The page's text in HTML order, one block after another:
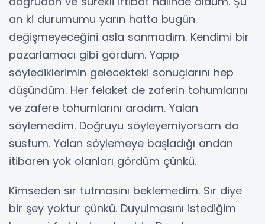
an ki durumumu yarın hatta bugün
değişmeyeceğini asla sanmadım. Kendimi bir
pazarlamacı gibi gördüm. Yapıp
söylediklerimin gelecekteki sonuçlarını hep
düşündüm. Her felaket de zaferin tohumlarını
ve zafere tohumlarını aradım. Yalan
söylemedim. Doğruyu söyleyemiyorsam da
sustum. Yalan söylemeye başladığı andan
itibaren yok olanları gördüm çünkü.
Kimseden sır tutmasını beklemedim. Sır diye
bir şey yoktur çünkü. Duyulmasını istediğim